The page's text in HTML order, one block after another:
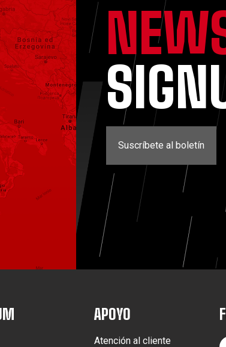
Suscríbete al boletín
APOYO
Atención al cliente